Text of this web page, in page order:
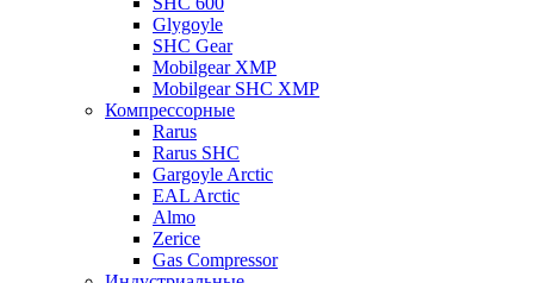
Glygoyle
SHC Gear
Mobilgear XMP
Mobilgear SHC XMP
Компрессорные
Rarus
Rarus SHC
Gargoyle Arctic
EAL Arctic
Almo
Zerice
Gas Compressor